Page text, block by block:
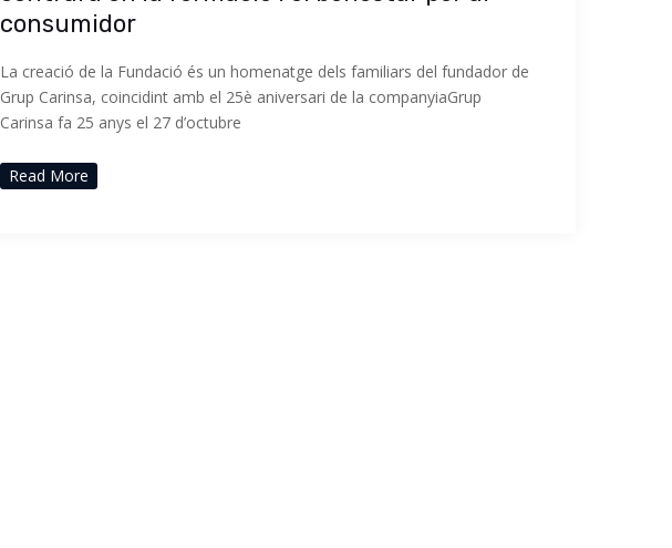
consumidor
La creació de la Fundació és un homenatge dels familiars del fundador de
Grup Carinsa, coincidint amb el 25è aniversari de la companyiaGrup
Carinsa fa 25 anys el 27 d’octubre
Read More